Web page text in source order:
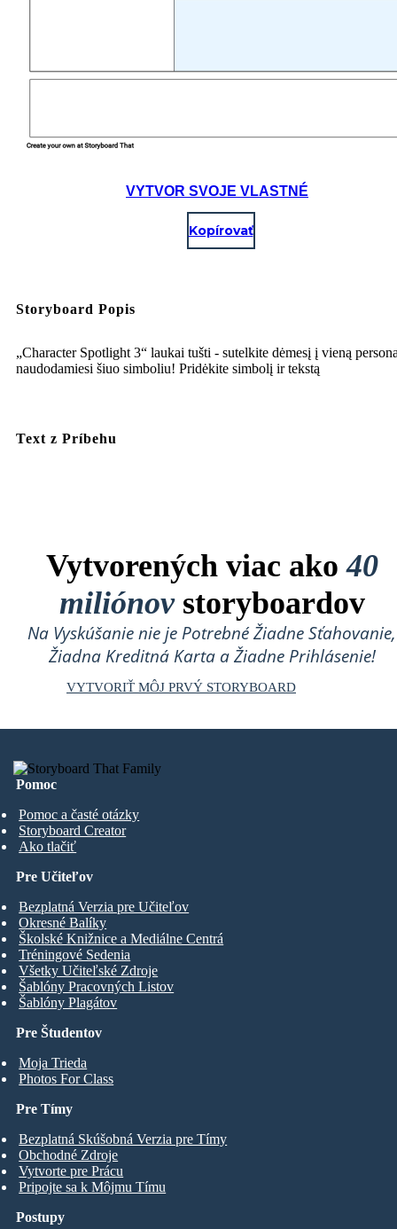
VYTVOR SVOJE VLASTNÉ
Kopírovať
Storyboard Popis
„Character Spotlight 3“ laukai tušti - sutelkite dėmesį į vieną
naudodamiesi šiuo simboliu! Pridėkite simbolį ir tekstą
Text z Príbehu
Vytvorených viac ako40
miliónovstoryboardov
Na Vyskúšanie nie je Potrebné Žiadne Sťahovanie,
Žiadna Kreditná Karta a Žiadne Prihlásenie!
VYTVORIŤ MÔJ PRVÝ STORYBOARD
Pomoc
Pomoc a časté otázky
Storyboard Creator
Ako tlačiť
Pre Študentov
Moja Trieda
Photos For Class
Pre Učiteľov
Bezplatná Verzia pre Učiteľov
Okresné Balíky
Školské Knižnice a Mediálne Centrá
Tréningové Sedenia
Všetky Učiteľské Zdroje
Šablóny Pracovných Listov
Šablóny Plagátov
Pre Tímy
Bezplatná Skúšobná Verzia pre Tímy
Obchodné Zdroje
Vytvorte pre Prácu
Pripojte sa k Môjmu Tímu
Postupy